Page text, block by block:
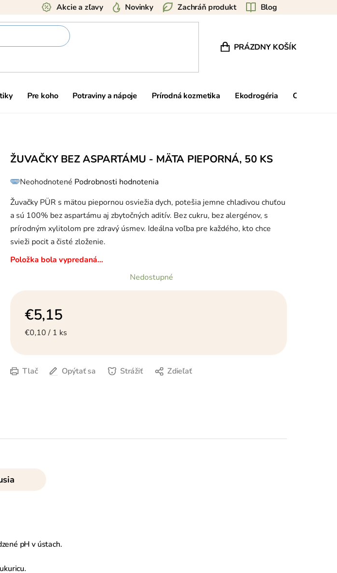
Blog
Zachráň produkt
Novinky
Akcie a zľavy
NÁKUPNÝ KOŠÍK
PRÁZDNY KOŠÍK
Pre koho Potraviny a nápoje Prírodná kozmetika Ekodrogéria Ostatné
ŽUVAČKY BEZ ASPARTÁMU - MÄTA PIEPORNÁ, 50 KS
Priemerné
hodnotenie
0,0
z
5
hviezdičiek.
Neohodnotené Podrobnosti hodnotenia
Žuvačky PÜR s mätou piepornou osviežia dych, potešia jemne chladivou chuťou
a sú 100% bez aspartámu aj zbytočných aditív. Bez cukru, bez alergénov, s
prírodným xylitolom pre zdravý úsmev. Ideálna voľba pre každého, kto chce
svieži pocit a čisté zloženie.
Položka bola vypredaná…
Nedostupné
€5,15
Jednotková cena:
€0,10 / 1 ks
Tlač Opýtať sa Strážiť Zdieľať
pH v ústach.